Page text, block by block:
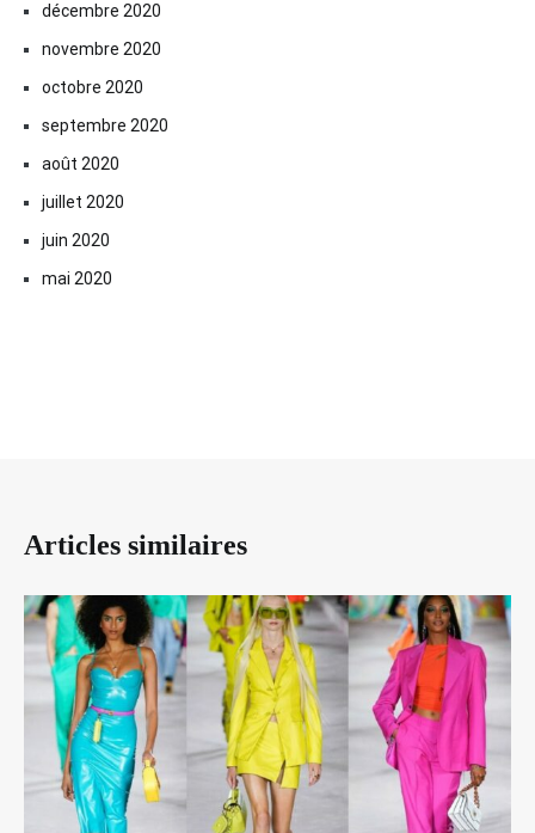
décembre 2020
novembre 2020
octobre 2020
septembre 2020
août 2020
juillet 2020
juin 2020
mai 2020
Articles similaires